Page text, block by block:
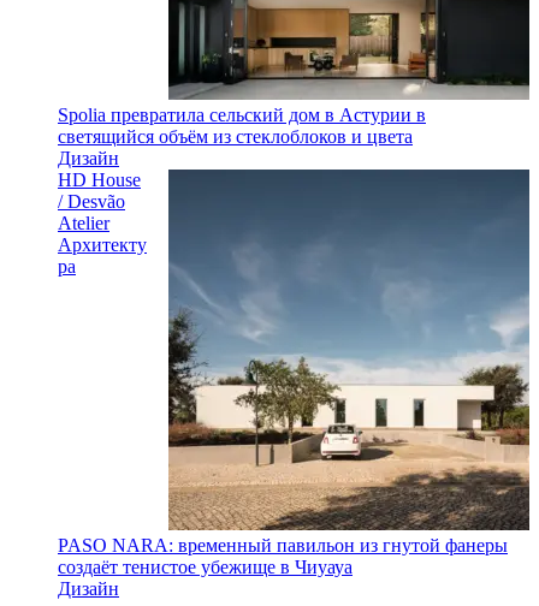
Spolia превратила сельский дом в Астурии в
светящийся объём из стеклоблоков и цвета
Дизайн
HD House
/ Desvão
Atelier
Архитекту
ра
PASO NARA: временный павильон из гнутой фанеры
создаёт тенистое убежище в Чиуауа
Дизайн